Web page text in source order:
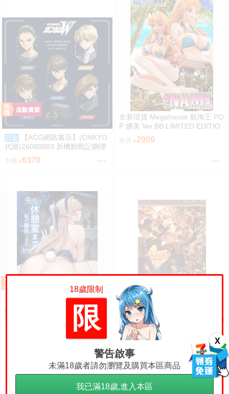
X
訂金
【ACG網路書店】(ONKYO
代購)26080883 新機動戰記鋼彈
W 聯名耳機 CP-TWS01F
6370
全新現貨 Megahouse 航海王 PO
P 娜美 Ver.BB LIMITED EDITIO
N PVC2900
（四葉亭）預約8月 C108
先生、休憩室まで。私が補佐し
【ACG網路書店】(CyStore代購)
26080882 GBF 碧藍幻想 EXTRA
Fes 2026 場刊 附:序號
售價 1190
18歲限制
限
警告啟事
未滿18歲者請勿瀏覽及購買本區商品
我已滿18歲,進入本區